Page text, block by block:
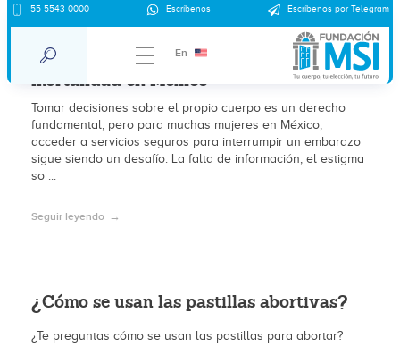
55 5543 0000 Escríbenos Escríbenos por Telegram
En
El lado oscuro de los abortos
clandestinos: cifras alarmantes de
mortalidad en México
Tomar decisiones sobre el propio cuerpo es un derecho
fundamental, pero para muchas mujeres en México,
acceder a servicios seguros para interrumpir un embarazo
sigue siendo un desafío. La falta de información, el estigma
so ...
Seguir leyendo
¿Cómo se usan las pastillas abortivas?
¿Te preguntas cómo se usan las pastillas para abortar?